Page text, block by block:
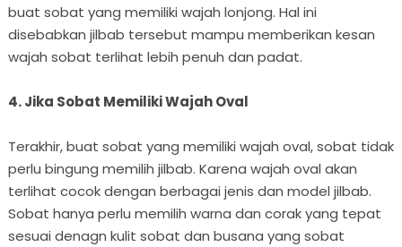
buat sobat yang memiliki wajah lonjong. Hal ini
disebabkan jilbab tersebut mampu memberikan kesan
wajah sobat terlihat lebih penuh dan padat.
4. Jika Sobat Memiliki Wajah Oval
Terakhir, buat sobat yang memiliki wajah oval, sobat tidak
perlu bingung memilih jilbab. Karena wajah oval akan
terlihat cocok dengan berbagai jenis dan model jilbab.
Sobat hanya perlu memilih warna dan corak yang tepat
sesuai denagn kulit sobat dan busana yang sobat